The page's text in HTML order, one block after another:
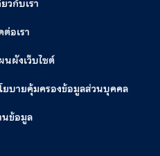
วกับเรา
อเรา
นผังเว็บไซต์
ยบายคุ้มครองข้อมูลส่วนบุคคล
นข้อมูล